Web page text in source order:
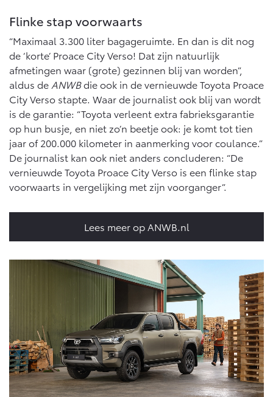
Flinke stap voorwaarts
“Maximaal 3.300 liter bagageruimte. En dan is dit nog
de ‘korte’ Proace City Verso! Dat zijn natuurlijk
afmetingen waar (grote) gezinnen blij van worden”,
aldus de ANWBdie ook in de vernieuwde Toyota Proace
City Verso stapte. Waar de journalist ook blij van wordt
is de garantie: “Toyota verleent extra fabrieksgarantie
op hun busje, en niet zo’n beetje ook: je komt tot tien
jaar of 200.000 kilometer in aanmerking voor coulance.”
De journalist kan ook niet anders concluderen: “De
vernieuwde Toyota Proace City Verso is een flinke stap
voorwaarts in vergelijking met zijn voorganger”.
Lees meer op ANWB.nl